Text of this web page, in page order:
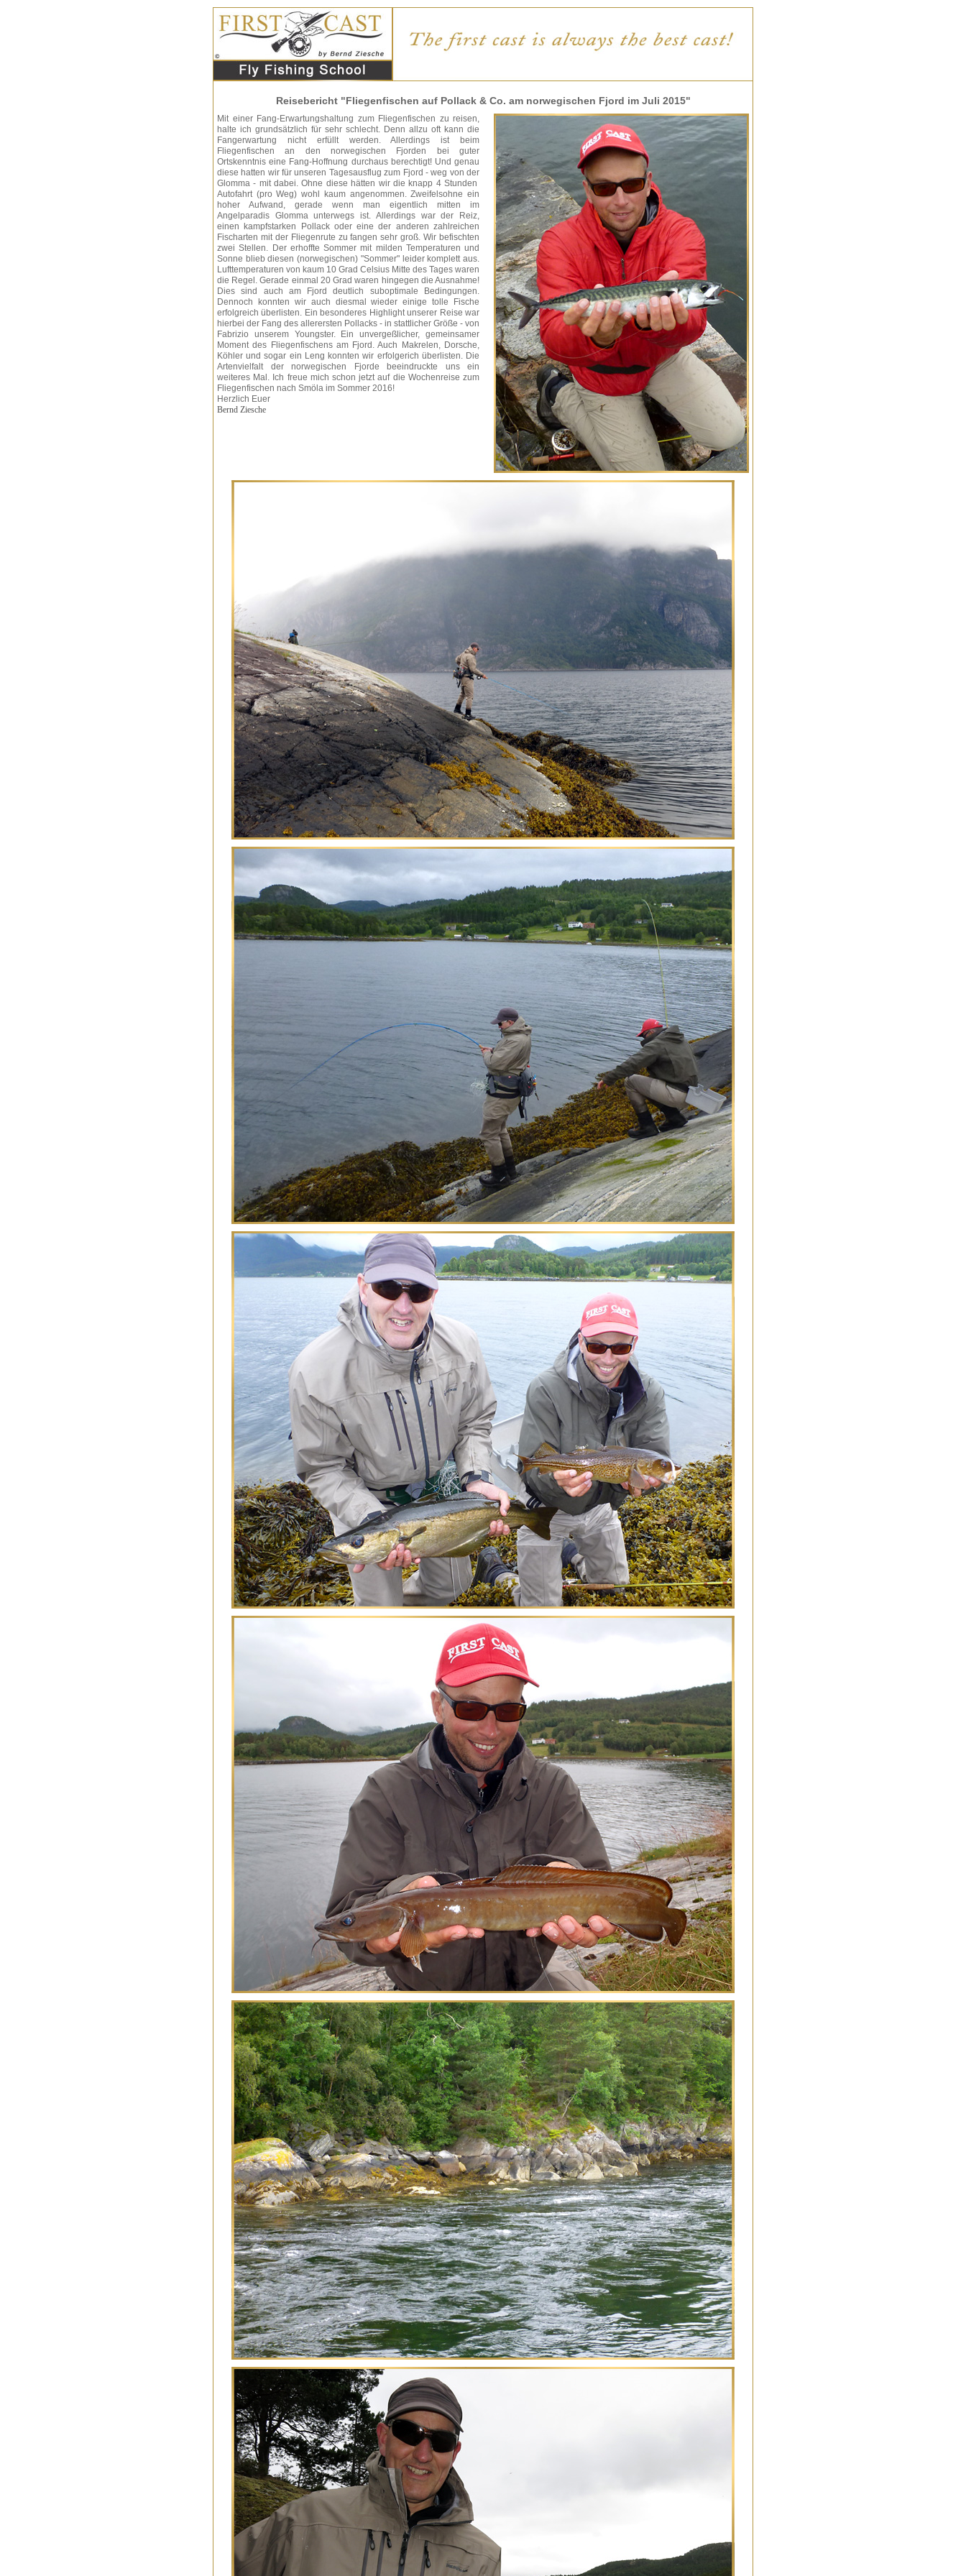
Reisebericht "Fliegenfischen auf Pollack & Co. am norwegischen Fjord im Juli 2015"
Mit einer Fang-Erwartungshaltung zum Fliegenfischen zu reisen,
halte ich grundsätzlich für sehr schlecht. Denn allzu oft kann die
Fangerwartung nicht erfüllt werden. Allerdings ist beim
Fliegenfischen an den norwegischen Fjorden bei guter
Ortskenntnis eine Fang-Hoffnung durchaus berechtigt! Und genau
diese hatten wir für unseren Tagesausflug zum Fjord - weg von der
Glomma - mit dabei. Ohne diese hätten wir die knapp 4 Stunden
Autofahrt (pro Weg) wohl kaum angenommen. Zweifelsohne ein
hoher Aufwand, gerade wenn man eigentlich mitten im
Angelparadis Glomma unterwegs ist. Allerdings war der Reiz,
einen kampfstarken Pollack oder eine der anderen zahlreichen
Fischarten mit der Fliegenrute zu fangen sehr groß. Wir befischten
zwei Stellen. Der erhoffte Sommer mit milden Temperaturen und
Sonne blieb diesen (norwegischen) "Sommer" leider komplett aus.
Lufttemperaturen von kaum 10 Grad Celsius Mitte des Tages waren
die Regel. Gerade einmal 20 Grad waren hingegen die Ausnahme!
Dies sind auch am Fjord deutlich suboptimale Bedingungen.
Dennoch konnten wir auch diesmal wieder einige tolle Fische
erfolgreich überlisten. Ein besonderes Highlight unserer Reise war
hierbei der Fang des allerersten Pollacks - in stattlicher Größe - von
Fabrizio unserem Youngster. Ein unvergeßlicher, gemeinsamer
Moment des Fliegenfischens am Fjord. Auch Makrelen, Dorsche,
Köhler und sogar ein Leng konnten wir erfolgerich überlisten. Die
Artenvielfalt der norwegischen Fjorde beeindruckte uns ein
weiteres Mal. Ich freue mich schon jetzt auf die Wochenreise zum
Fliegenfischen nach Smöla im Sommer 2016!
Herzlich Euer
Bernd Ziesche